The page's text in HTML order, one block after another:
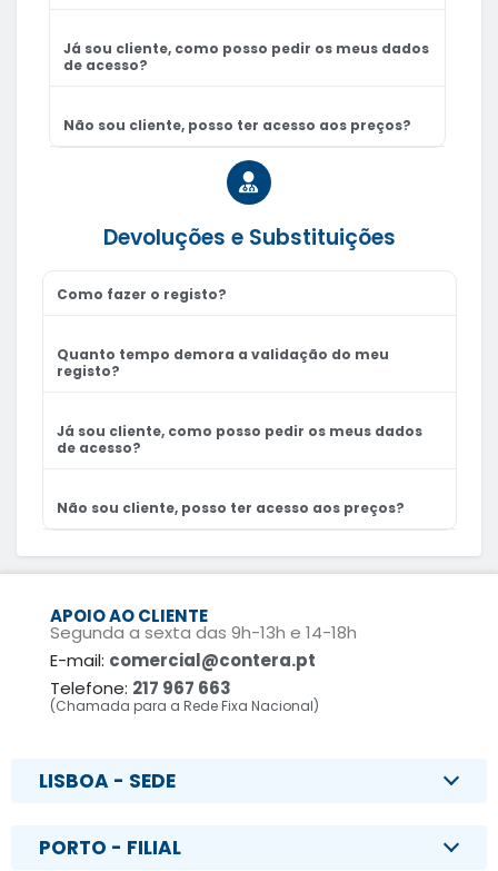
Já sou cliente, como posso pedir os meus dados
de acesso?
Não sou cliente, posso ter acesso aos preços?
Devoluções e Substituições
Como fazer o registo?
Quanto tempo demora a validação do meu
registo?
Já sou cliente, como posso pedir os meus dados
de acesso?
Não sou cliente, posso ter acesso aos preços?
APOIO AO CLIENTE
Segunda a sexta das 9h-13h e 14-18h
E-mail: comercial@contera.pt
Telefone: 217 967 663
(Chamada para a Rede Fixa Nacional)
LISBOA - SEDE
PORTO - FILIAL